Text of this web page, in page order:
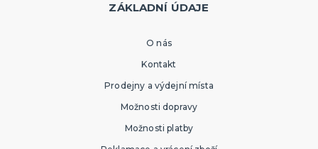
ZÁKLADNÍ ÚDAJE
O nás
Kontakt
Prodejny a výdejní místa
Možnosti dopravy
Možnosti platby